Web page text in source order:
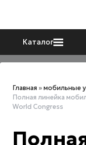
Каталог
Главная »мобильные
Полная линейка
World Congress